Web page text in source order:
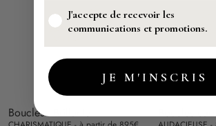
Boucles - Brillante Boucles
J'accepte de recevoir les
communications et promotions.
JE M'INSCRIS